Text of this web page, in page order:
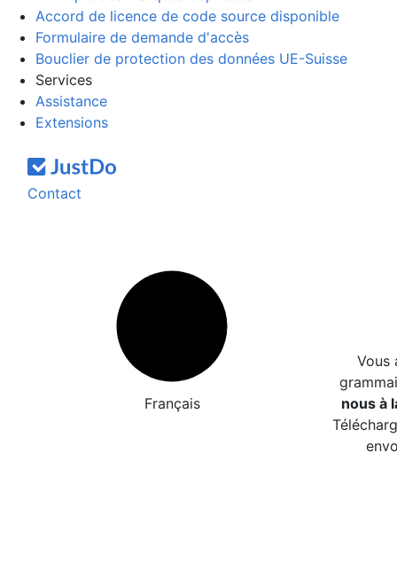
Accord de licence de code source disponible
Formulaire de demande d'accès
Bouclier de protection des données UE-Suisse
Services
Assistance
Extensions
Contact
Français
Vous
nous à